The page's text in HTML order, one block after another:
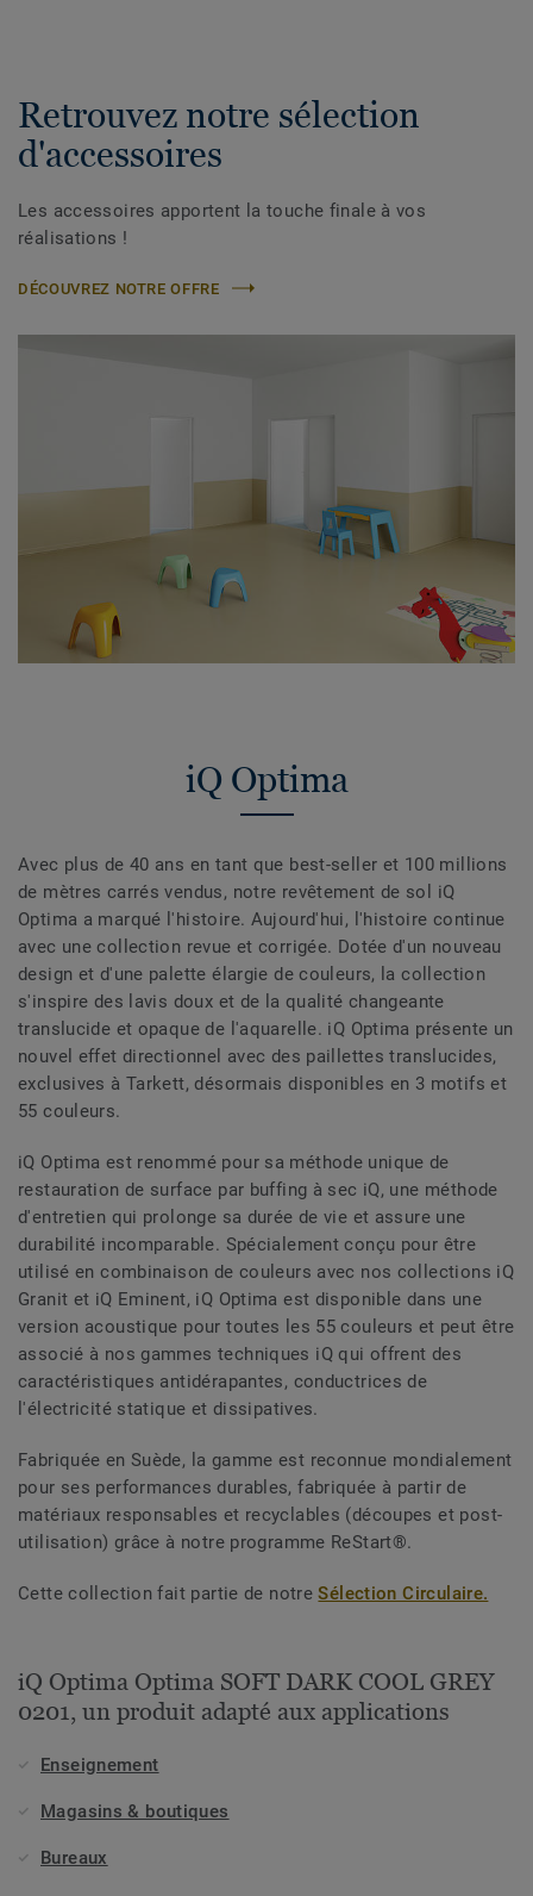
Retrouvez notre sélection
d'accessoires
Les accessoires apportent la touche finale à vos
réalisations !
DÉCOUVREZ NOTRE OFFRE
iQ Optima
Avec plus de 40 ans en tant que best-seller et 100 millions
de mètres carrés vendus, notre revêtement de sol iQ
Optima a marqué l'histoire. Aujourd'hui, l'histoire continue
avec une collection revue et corrigée. Dotée d'un nouveau
design et d'une palette élargie de couleurs, la collection
s'inspire des lavis doux et de la qualité changeante
translucide et opaque de l'aquarelle. iQ Optima présente un
nouvel effet directionnel avec des paillettes translucides,
exclusives à Tarkett, désormais disponibles en 3 motifs et
55 couleurs.
iQ Optima est renommé pour sa méthode unique de
restauration de surface par buffing à sec iQ, une méthode
d'entretien qui prolonge sa durée de vie et assure une
durabilité incomparable. Spécialement conçu pour être
utilisé en combinaison de couleurs avec nos collections iQ
Granit et iQ Eminent, iQ Optima est disponible dans une
version acoustique pour toutes les 55 couleurs et peut être
associé à nos gammes techniques iQ qui offrent des
caractéristiques antidérapantes, conductrices de
l'électricité statique et dissipatives.
Fabriquée en Suède, la gamme est reconnue mondialement
pour ses performances durables, fabriquée à partir de
matériaux responsables et recyclables (découpes et post-
utilisation) grâce à notre programme ReStart®.
Cette collection fait partie de notreSélection Circulaire.
iQ Optima Optima SOFT DARK COOL GREY
0201, un produit adapté aux applications
Enseignement
Magasins & boutiques
Bureaux